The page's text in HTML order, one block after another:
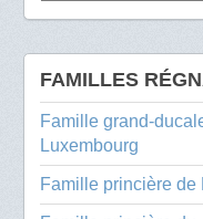
FAMILLES
Famille grand-
Luxembourg
Famille princière de